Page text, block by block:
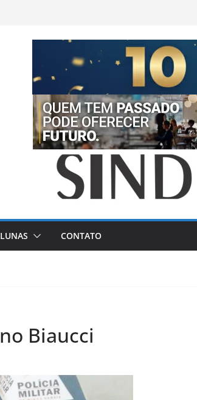
CONTATO
Biaucci